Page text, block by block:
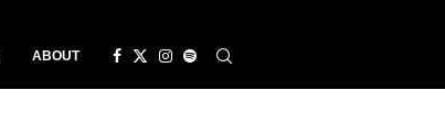
ABOUT